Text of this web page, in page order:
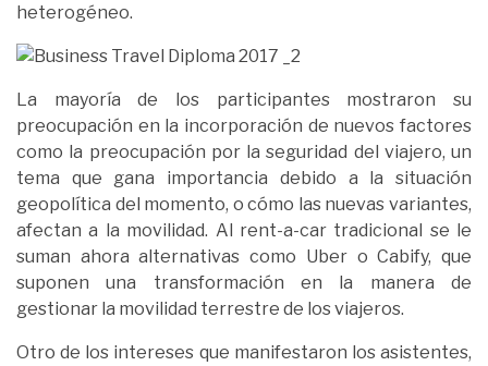
heterogéneo.
La mayoría de los participantes mostraron su
preocupación en la incorporación de nuevos factores
como la preocupación por la seguridad del viajero, un
tema que gana importancia debido a la situación
geopolítica del momento, o cómo las nuevas variantes,
afectan a la movilidad. Al rent-a-car tradicional se le
suman ahora alternativas como Uber o Cabify, que
suponen una transformación en la manera de
gestionar la movilidad terrestre de los viajeros.
Otro de los intereses que manifestaron los asistentes,